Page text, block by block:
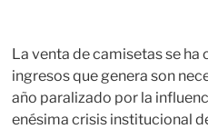
La venta de camisetas se
ingresos que genera son
año paralizado por la
enésima crisis institucional